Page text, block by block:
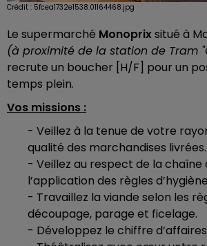
Crédit : 5fcea1732e1538.01164468.jpg
Le supermarché Monoprixsitué à
(à proximité de la station de Tram
recrute un boucher [H/F] pour un
temps plein.
Vos missions :
- Veillez à la tenue de votre
qualité des marchandises livrées.
- Veillez au respect de la chaîne
l’application des règles
- Travaillez la viande selon les
découpage, parage et ficelage.
- Développez le chiffre